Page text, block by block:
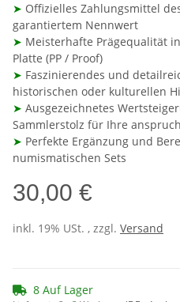
➤ Offizielles Zahlungsmittel
garantiertem Nennwert
➤ Meisterhafte Prägequalität
Platte (PP / Proof)
➤ Faszinierendes und
historischen oder kulturellen
➤ Ausgezeichnetes
Sammlerstolz für Ihre
➤ Perfekte Ergänzung und
numismatischen Sets
30,00 €
inkl. 19% USt. , zzgl. Versand
8 Auf Lager